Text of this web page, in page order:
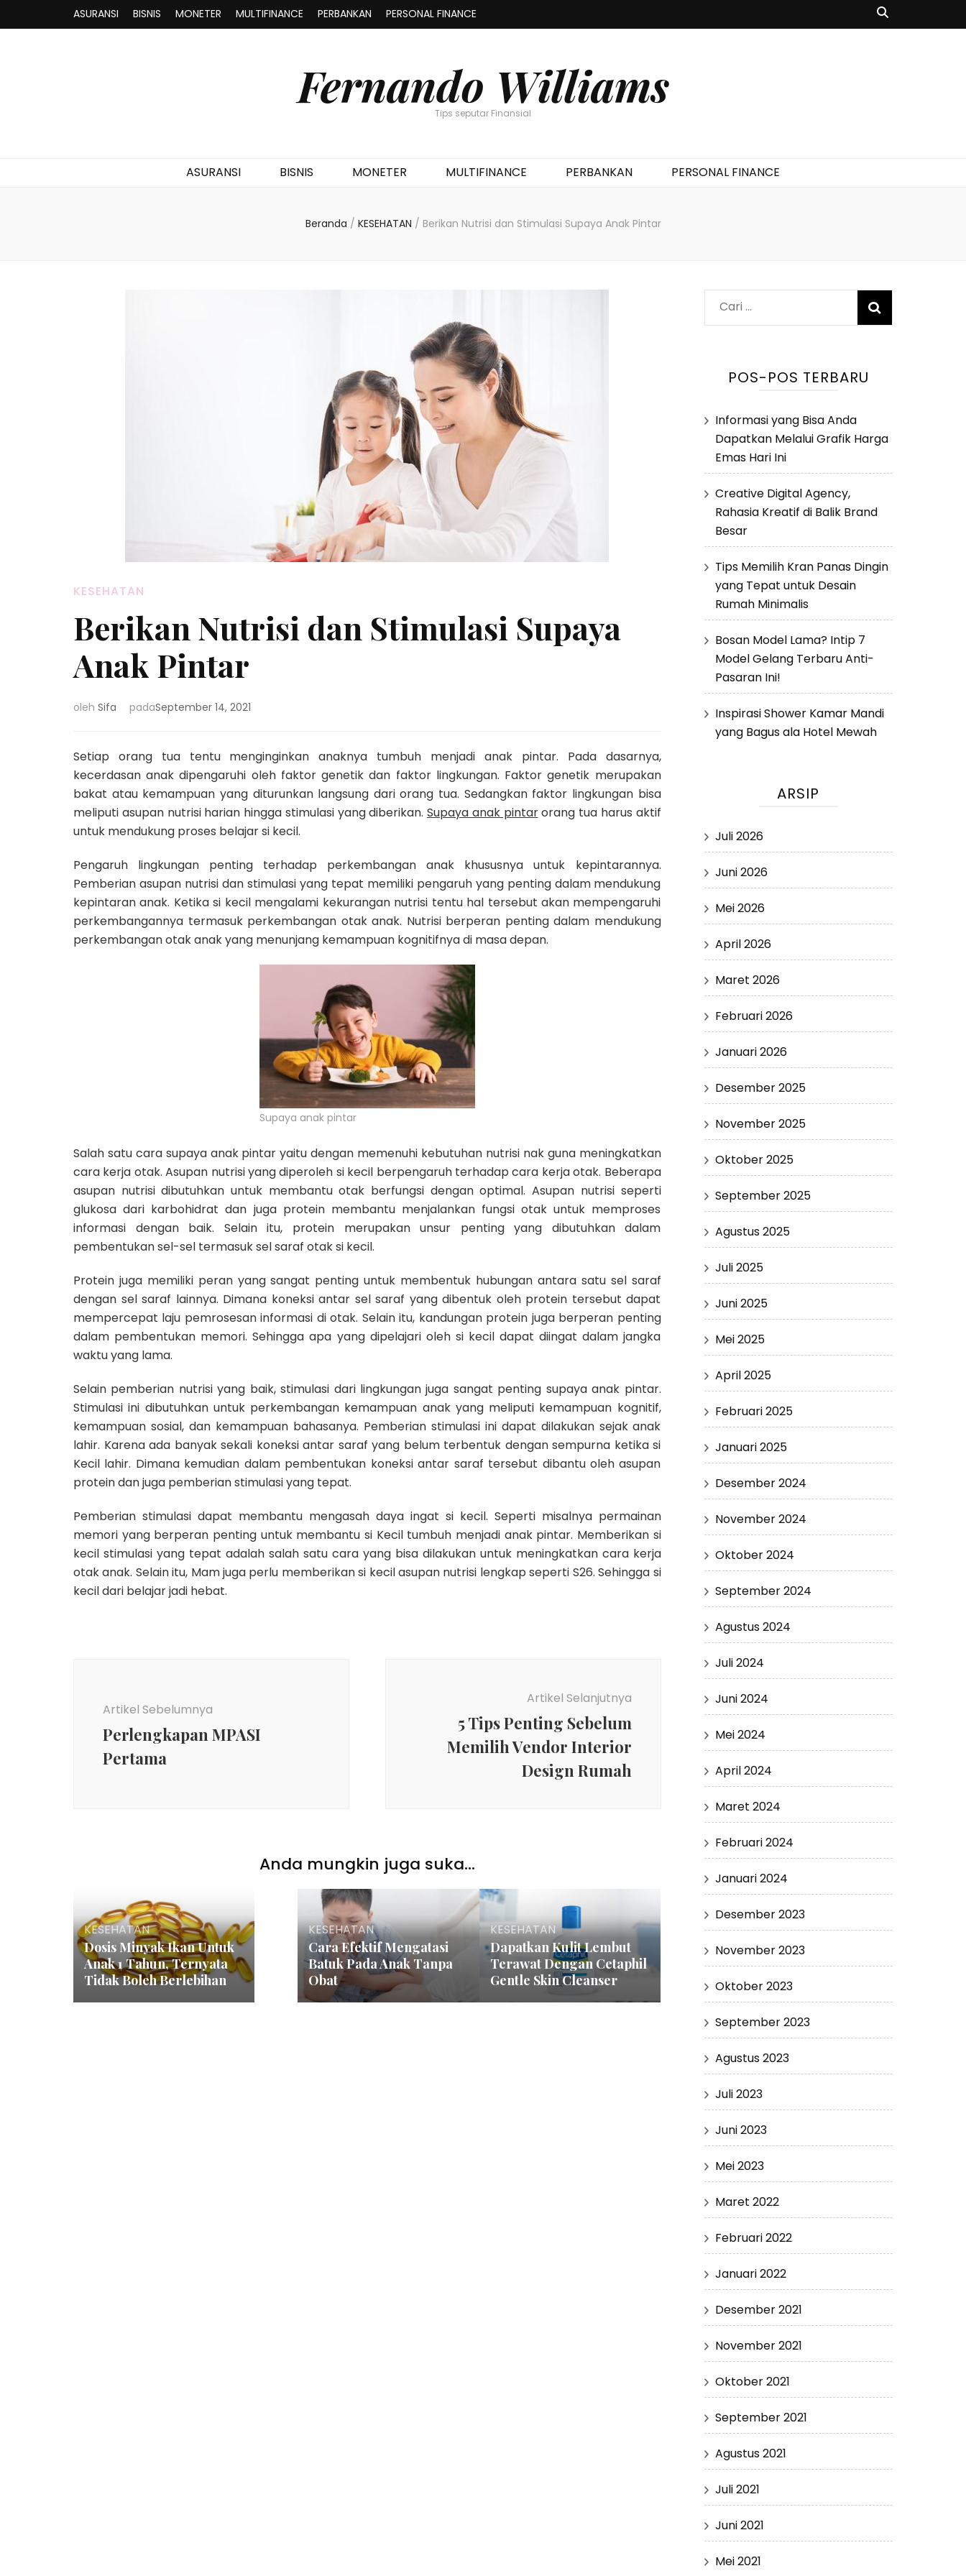
ASURANSI BISNIS MONETER MULTIFINANCE PERBANKAN PERSONAL FINANCE
Fernando Williams
Tips seputar Finansial
ASURANSI BISNIS MONETER MULTIFINANCE PERBANKAN PERSONAL FINANCE
Beranda / KESEHATAN / Berikan Nutrisi dan Stimulasi Supaya Anak Pintar
KESEHATAN
Berikan Nutrisi dan Stimulasi Supaya
Anak Pintar
oleh Sifa padaSeptember 14, 2021
Setiap orang tua tentu menginginkan anaknya tumbuh menjadi anak pintar. Pada dasarnya,
kecerdasan anak dipengaruhi oleh faktor genetik dan faktor lingkungan. Faktor genetik merupakan
bakat atau kemampuan yang diturunkan langsung dari orang tua. Sedangkan faktor lingkungan bisa
meliputi asupan nutrisi harian hingga stimulasi yang diberikan. Supaya anak pintarorang tua harus aktif
untuk mendukung proses belajar si kecil.
Pengaruh lingkungan penting terhadap perkembangan anak khususnya untuk kepintarannya.
Pemberian asupan nutrisi dan stimulasi yang tepat memiliki pengaruh yang penting dalam mendukung
kepintaran anak. Ketika si kecil mengalami kekurangan nutrisi tentu hal tersebut akan mempengaruhi
perkembangannya termasuk perkembangan otak anak. Nutrisi berperan penting dalam mendukung
perkembangan otak anak yang menunjang kemampuan kognitifnya di masa depan.
Supaya anak pintar
Salah satu cara supaya anak pintar yaitu dengan memenuhi kebutuhan nutrisi nak guna meningkatkan
cara kerja otak. Asupan nutrisi yang diperoleh si kecil berpengaruh terhadap cara kerja otak. Beberapa
asupan nutrisi dibutuhkan untuk membantu otak berfungsi dengan optimal. Asupan nutrisi seperti
glukosa dari karbohidrat dan juga protein membantu menjalankan fungsi otak untuk memproses
informasi dengan baik. Selain itu, protein merupakan unsur penting yang dibutuhkan dalam
pembentukan sel-sel termasuk sel saraf otak si kecil.
Protein juga memiliki peran yang sangat penting untuk membentuk hubungan antara satu sel saraf
dengan sel saraf lainnya. Dimana koneksi antar sel saraf yang dibentuk oleh protein tersebut dapat
mempercepat laju pemrosesan informasi di otak. Selain itu, kandungan protein juga berperan penting
dalam pembentukan memori. Sehingga apa yang dipelajari oleh si kecil dapat diingat dalam jangka
waktu yang lama.
Selain pemberian nutrisi yang baik, stimulasi dari lingkungan juga sangat penting supaya anak pintar.
Stimulasi ini dibutuhkan untuk perkembangan kemampuan anak yang meliputi kemampuan kognitif,
kemampuan sosial, dan kemampuan bahasanya. Pemberian stimulasi ini dapat dilakukan sejak anak
lahir. Karena ada banyak sekali koneksi antar saraf yang belum terbentuk dengan sempurna ketika si
Kecil lahir. Dimana kemudian dalam pembentukan koneksi antar saraf tersebut dibantu oleh asupan
protein dan juga pemberian stimulasi yang tepat.
Pemberian stimulasi dapat membantu mengasah daya ingat si kecil. Seperti misalnya permainan
memori yang berperan penting untuk membantu si Kecil tumbuh menjadi anak pintar. Memberikan si
kecil stimulasi yang tepat adalah salah satu cara yang bisa dilakukan untuk meningkatkan cara kerja
otak anak. Selain itu, Mam juga perlu memberikan si kecil asupan nutrisi lengkap seperti S26. Sehingga si
kecil dari belajar jadi hebat.
Artikel Sebelumnya
Perlengkapan MPASI
Pertama
Artikel Selanjutnya
5 Tips Penting Sebelum
Memilih Vendor Interior
Design Rumah
Anda mungkin juga suka...
KESEHATAN
Dosis Minyak Ikan Untuk
Anak 1 Tahun, Ternyata
Tidak Boleh Berlebihan
KESEHATAN
Cara Efektif Mengatasi
Batuk Pada Anak Tanpa
Obat
KESEHATAN
Dapatkan Kulit Lembut
Terawat Dengan Cetaphil
Gentle Skin Cleanser
Cari
untuk:
POS-POS TERBARU
Informasi yang Bisa Anda
Dapatkan Melalui Grafik Harga
Emas Hari Ini
Creative Digital Agency,
Rahasia Kreatif di Balik Brand
Besar
Tips Memilih Kran Panas Dingin
yang Tepat untuk Desain
Rumah Minimalis
Bosan Model Lama? Intip 7
Model Gelang Terbaru Anti-
Pasaran Ini!
Inspirasi Shower Kamar Mandi
yang Bagus ala Hotel Mewah
ARSIP
Juli 2026
Juni 2026
Mei 2026
April 2026
Maret 2026
Februari 2026
Januari 2026
Desember 2025
November 2025
Oktober 2025
September 2025
Agustus 2025
Juli 2025
Juni 2025
Mei 2025
April 2025
Februari 2025
Januari 2025
Desember 2024
November 2024
Oktober 2024
September 2024
Agustus 2024
Juli 2024
Juni 2024
Mei 2024
April 2024
Maret 2024
Februari 2024
Januari 2024
Desember 2023
November 2023
Oktober 2023
September 2023
Agustus 2023
Juli 2023
Juni 2023
Mei 2023
Maret 2022
Februari 2022
Januari 2022
Desember 2021
November 2021
Oktober 2021
September 2021
Agustus 2021
Juli 2021
Juni 2021
Mei 2021